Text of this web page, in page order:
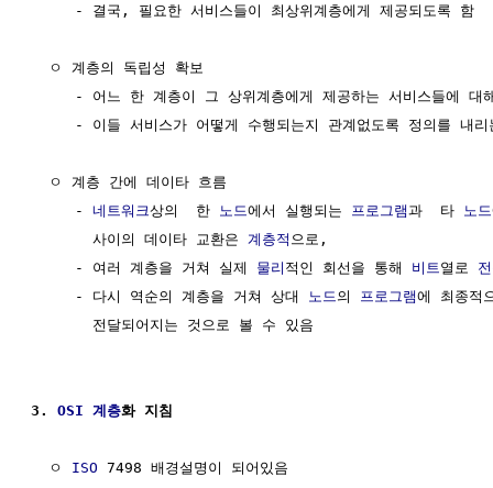
     - 결국, 필요한 서비스들이 최상위계층에게 제공되도록 함
ㅇ 계층의 독립성 확보
- 어느 한 계층이 그 상위계층에게 제공하는 서비스들에 대
- 이들 서비스가 어떻게 수행되는지 관계없도록 정의를 내
ㅇ 계층 간에 데이타 흐름
     -
네트워크상의  한 노드에서 실행되는 프로그램과  타 노드
       사이의 데이타 교환은
계층적 으로,
     - 여러 계층을 거쳐 실제
물리 적인 회선을 통해 비트 열로
     - 다시 역순의 계층을 거쳐 상대
노드 의 프로그램에 최종적
       전달되어지는 것으로 볼 수 있음
3. OSI 계층화 지침
  ㅇ
ISO 7498 배경설명이 되어있음